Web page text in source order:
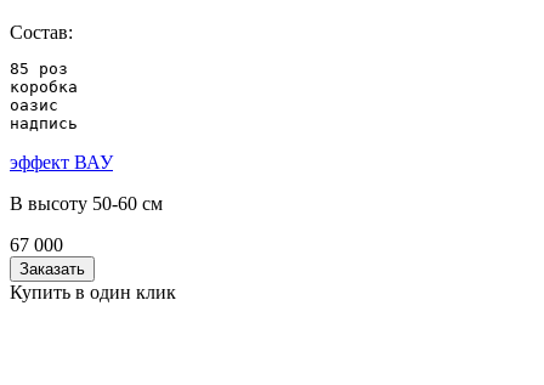
Состав:
85 роз
коробка
оазис
надпись
эффект ВАУ
В высоту 50-60 см
67 000
Заказать
Купить в один клик